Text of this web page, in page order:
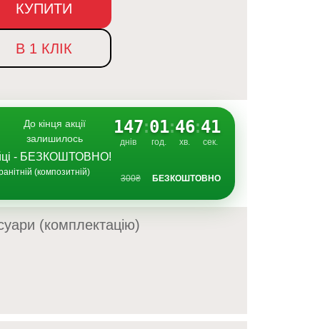
КУПИТИ
В 1 КЛІК
До кінця акції
залишилось
147
днів
:01
год.
:46
хв.
:40
сек.
- БЕЗКОШТОВНО!
(композитній)
300₴ БЕЗКОШТОВНО
(комплектацію)